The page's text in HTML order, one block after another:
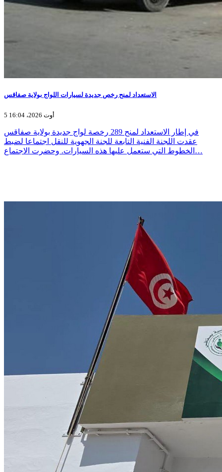
الاستعداد لمنح رخص جديدة لسيارات اللواج بولاية صفاقس
5 أوت 2026، 16:04
في إطار الاستعداد لمنح 289 رخصة لواج جديدة بولاية صفاقس
عقدت اللجنة الفنية التابعة للجنة الجهوية للنقل اجتماعا لضبط
الخطوط التي ستعمل عليها هذه السيارات. وحضرت الاجتماع…